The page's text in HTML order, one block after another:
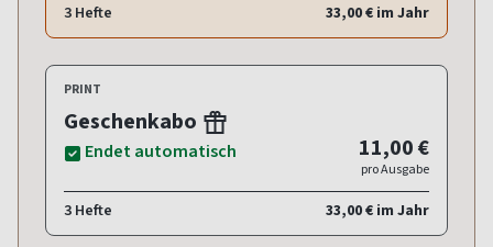
3 Hefte 33,00 € im Jahr
PRINT
Geschenkabo
Endet automatisch 11,00 €
pro Ausgabe
3 Hefte 33,00 € im Jahr